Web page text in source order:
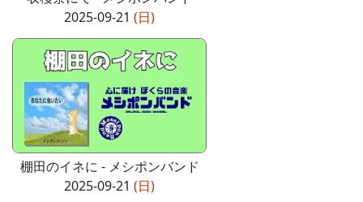
2025-09-21 (日)
棚田のイネに - メシポンバンド
2025-09-21 (日)